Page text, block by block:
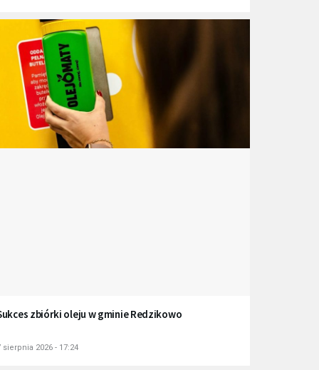
zbiórki oleju w gminie Redzikowo
sierpnia 2026 - 17:24